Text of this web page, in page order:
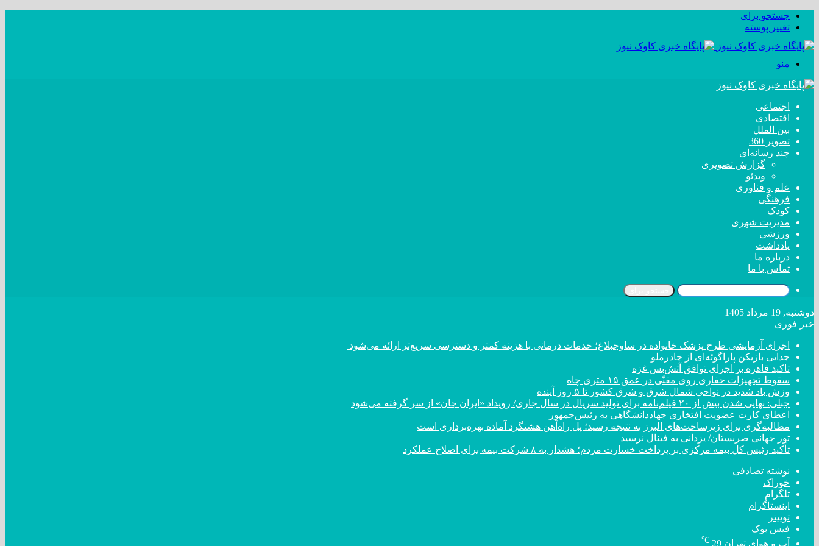
جستجو برای
تغییر پوسته
منو
اجتماعی
اقتصادی
بین الملل
تصویر 360
چند رسانه‌ای
گزارش تصویری
ویدئو
علم و فناوری
فرهنگی
کودک
مدیریت شهری
ورزشی
یادداشت
درباره ما
تماس با ما
دوشنبه, 19 مرداد 1405
خبر فوری
اجرای آزمایشی طرح پزشک خانواده در ساوجبلاغ؛ خدمات درمانی با هزینه کمتر و دسترسی سریع‌تر ارائه می‌شود
جدایی بازیکن پاراگوئه‌ای از چادرملو
تاکید قاهره بر اجرای توافق آتش‌بس غزه
سقوط تجهیزات حفاری روی مقنّی در عمق ۱۵ متری چاه
وزش باد شدید در نواحی شمال شرق و شرق کشور تا ۵ روز آینده
جبلی: نهایی شدن بیش از ۲۰ فیلم‌نامه برای تولید سریال در سال جاری/ رویداد «ایران جان» از سر گرفته می‌شود
اعطای کارت عضویت افتخاری جهاددانشگاهی به رئیس‌جمهور
مطالبه‌گری برای زیرساخت‌های البرز به نتیجه رسید؛ پل راه‌آهن هشتگرد آماده بهره‌برداری است
تور جهانی صربستان/ یزدانی به فینال نرسید
تأکید رئیس کل بیمه مرکزی بر پرداخت خسارت مردم؛ هشدار به ۸ شرکت‌ بیمه برای اصلاح عملکرد
نوشته تصادفی
خوراک
تلگرام
اینستاگرام
توییتر
فیس بوک
آب و هوای تهران 29
℃